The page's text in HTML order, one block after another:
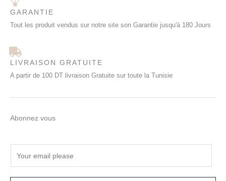
GARANTIE
Tout les produit vendus sur notre site son Garantie jusqu'à 180 Jours
LIVRAISON GRATUITE
A partir de 100 DT livraison Gratuite sur toute la Tunisie
Abonnez vous